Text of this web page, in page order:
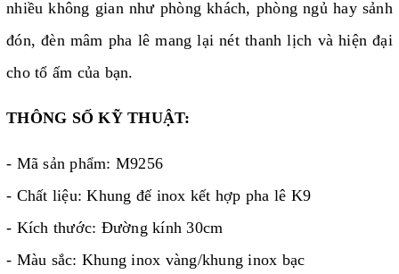
nhiều không gian như phòng khách, phòng ngủ hay sảnh
đón, đèn mâm pha lê mang lại nét thanh lịch và hiện đại
cho tổ ấm của bạn.
THÔNG SỐ KỸ THUẬT:
- Mã sản phẩm: M9256
- Chất liệu: Khung đế inox kết hợp pha lê K9
- Kích thước: Đường kính 30cm
- Màu sắc: Khung inox vàng/khung inox bạc